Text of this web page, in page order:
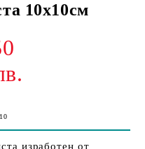
10х10см
изработен от